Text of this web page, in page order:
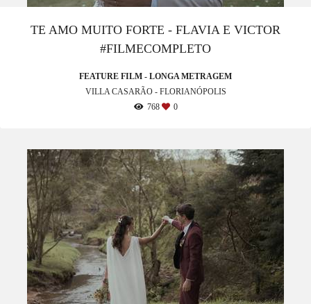
TE AMO MUITO FORTE - FLAVIA E VICTOR
#FILMECOMPLETO
FEATURE FILM - LONGA METRAGEM
VILLA CASARÃO - FLORIANÓPOLIS
768
0